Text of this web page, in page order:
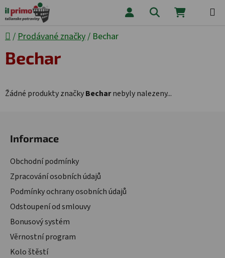
Přejít na obsah Hledat
Domů
/ Prodávané značky/ Bechar
Bechar
Žádné produkty značkyBecharnebyly nalezeny...
Informace
Obchodní podmínky
Zpracování osobních údajů
Podmínky ochrany osobních údajů
Odstoupení od smlouvy
Bonusový systém
Věrnostní program
Kolo štěstí